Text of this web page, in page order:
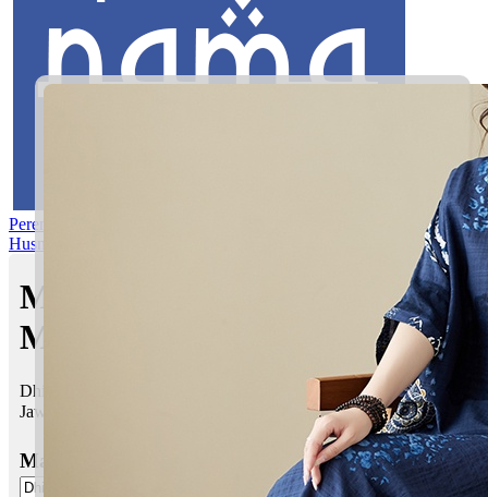
Perempuan
Asma’ul
Husna
Maksud nama Dhia Madina |
Maksud Nama dalam Islam
Dhia Madina bermaksud Sinaran; Kota, Madinah
Jawi:
Masukkan Nama: